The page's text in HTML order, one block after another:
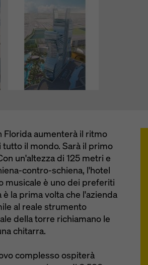
Florida aumenterà il ritmo
il mondo. Sarà il primo
un'altezza di 125 metri e
contro-schiena, l'hotel
musicale è uno dei preferiti
la prima volta che l'azienda
al reale strumento
della torre richiamano le
chitarra.
complesso ospiterà
la possibilità di selezionare i vostri